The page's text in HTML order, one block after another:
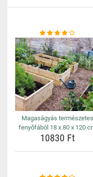
Magaságyás természetes
fenyőfából 18 x 80 x 120
10830 Ft